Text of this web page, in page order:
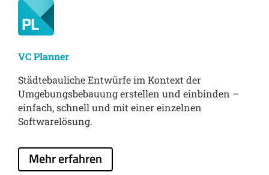
VC Planner
Städtebauliche Entwürfe im Kontext der
Umgebungsbebauung erstellen und einbinden –
einfach, schnell und mit einer einzelnen
Softwarelösung.
Mehr erfahren